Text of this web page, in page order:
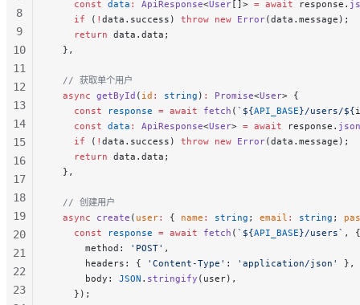
    const
data : ApiResponse<User[]> = await response.
    if
( ! data.success) throw new Error(data.message);
    return
data.data;
  },
  // 获取单个用户
  async
getById ( id : string ) : Promise<User> {
    const
response = await fetch ( `${API_BASE}/users/${
    const
data : ApiResponse<User> = await response. json
    if
( ! data.success) throw new Error(data.message);
    return
data.data;
  },
  // 创建用户
  async
create ( user: { name : string ; email : string ;
    const
response = await fetch ( `${API_BASE}/users` , {
      method:
'POST' ,
      headers: {
'Content-Type' : 'application/json'
},
      body:
JSON . stringify (user),
    });
8
9
10
11
12
13
14
15
16
17
18
19
20
21
22
23